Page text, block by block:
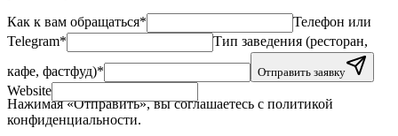
Как к вам обращаться*
Телефон или
Telegram*
Тип заведения (ресторан,
кафе, фастфуд)*
Website
Отправить заявку
Нажимая «Отправить», вы соглашаетесь с политикой
конфиденциальности.